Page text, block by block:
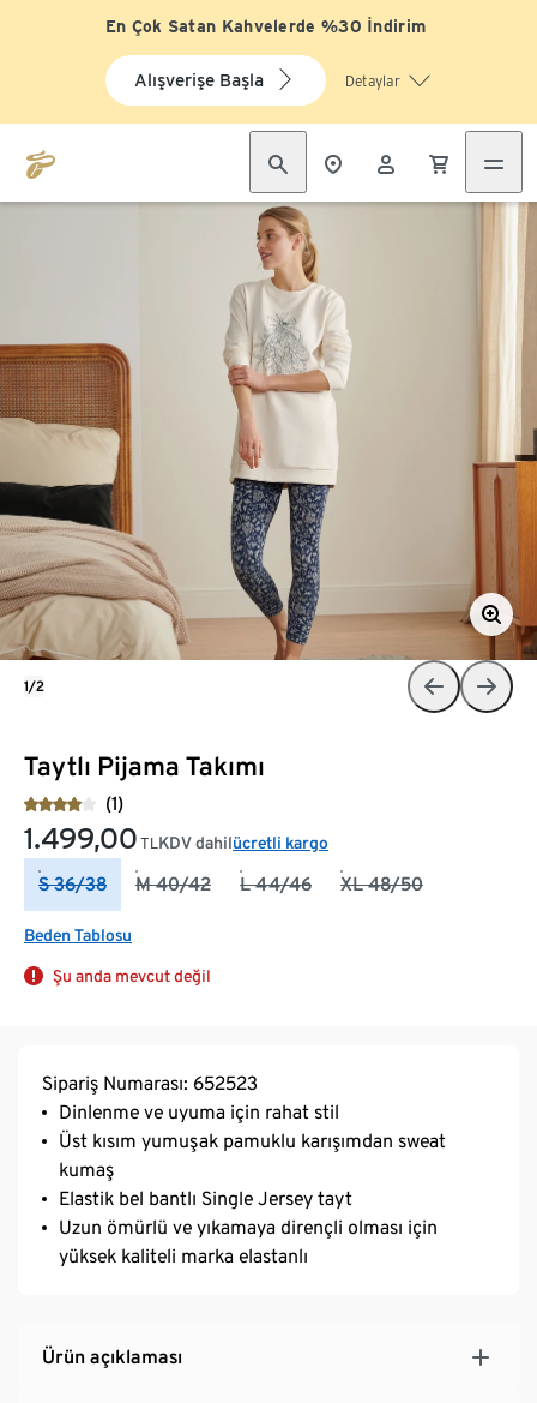
En Çok Satan Kahvelerde %30 İndirim
Alışverişe Başla Detaylar
Taytlı Pijama Takımı
(1)
1.499,00 TL KDV dahilücretli kargo
S 36/38 M 40/42 L 44/46 XL 48/50
Beden Tablosu
Şu anda mevcut değil
1/2
Sipariş Numarası: 652523
Dinlenme ve uyuma için rahat stil
Üst kısım yumuşak pamuklu karışımdan sweat
kumaş
Elastik bel bantlı Single Jersey tayt
Uzun ömürlü ve yıkamaya dirençli olması için
yüksek kaliteli marka elastanlı
Ürün açıklaması